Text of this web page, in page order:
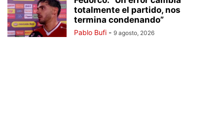
totalmente el partido, nos
termina condenando”
Pablo Bufi - 9 agosto, 2026